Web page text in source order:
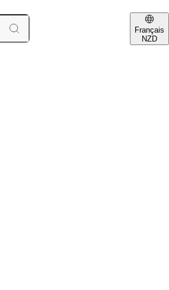
Français
NZD